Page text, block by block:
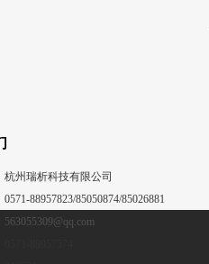
杭州瑞析科技有限公司
0571-88957823/85050874/85026881
563055309@qq.com